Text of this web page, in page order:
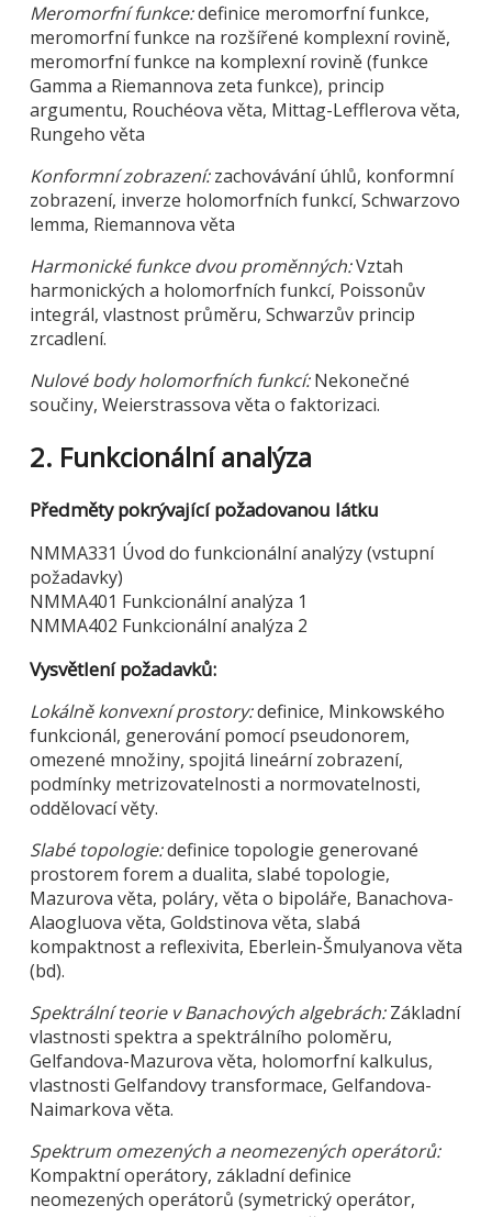
Meromorfní funkce:definice meromorfní funkce,
meromorfní funkce na rozšířené komplexní rovině,
meromorfní funkce na komplexní rovině (funkce
Gamma a Riemannova zeta funkce), princip
argumentu, Rouchéova věta, Mittag-Lefflerova věta,
Rungeho věta
Konformní zobrazení:zachovávání úhlů, konformní
zobrazení, inverze holomorfních funkcí, Schwarzovo
lemma, Riemannova věta
Harmonické funkce dvou proměnných:Vztah
harmonických a holomorfních funkcí, Poissonův
integrál, vlastnost průměru, Schwarzův princip
zrcadlení.
Nulové body holomorfních funkcí:Nekonečné
součiny, Weierstrassova věta o faktorizaci.
2. Funkcionální analýza
Předměty pokrývající požadovanou látku
NMMA331 Úvod do funkcionální analýzy (vstupní
požadavky)
NMMA401 Funkcionální analýza 1
NMMA402 Funkcionální analýza 2
Vysvětlení požadavků:
Lokálně konvexní prostory:definice, Minkowského
funkcionál, generování pomocí pseudonorem,
omezené množiny, spojitá lineární zobrazení,
podmínky metrizovatelnosti a normovatelnosti,
oddělovací věty.
Slabé topologie:definice topologie generované
prostorem forem a dualita, slabé topologie,
Mazurova věta, poláry, věta o bipoláře, Banachova-
Alaogluova věta, Goldstinova věta, slabá
kompaktnost a reflexivita, Eberlein-Šmulyanova věta
(bd).
Spektrální teorie v Banachových algebrách:Základní
vlastnosti spektra a spektrálního poloměru,
Gelfandova-Mazurova věta, holomorfní kalkulus,
vlastnosti Gelfandovy transformace, Gelfandova-
Naimarkova věta.
Spektrum omezených a neomezených operátorů:
Kompaktní operátory, základní definice
neomezených operátorů (symetrický operátor,